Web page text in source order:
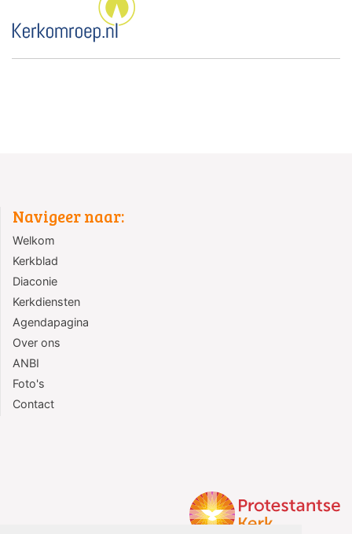
Navigeer naar:
Welkom
Kerkblad
Diaconie
Kerkdiensten
Agendapagina
Over ons
ANBI
Foto's
Contact